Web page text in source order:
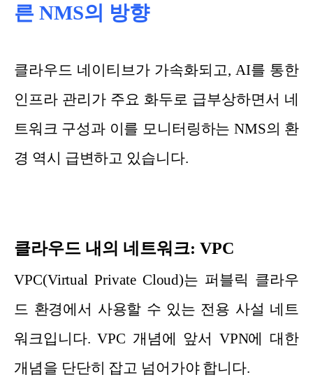
른 NMS의 방향
클라우드 네이티브가 가속화되고, AI를 통한
인프라 관리가 주요 화두로 급부상하면서 네
트워크 구성과 이를 모니터링하는 NMS의 환
경 역시 급변하고 있습니다.
클라우드 내의 네트워크: VPC
VPC(Virtual Private Cloud)는 퍼블릭 클라우
드 환경에서 사용할 수 있는 전용 사설 네트
워크입니다. VPC 개념에 앞서 VPN에 대한
개념을 단단히 잡고 넘어가야 합니다.